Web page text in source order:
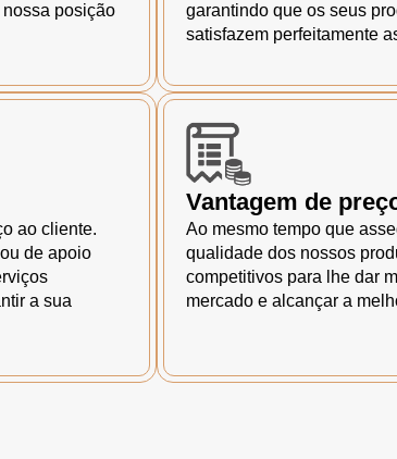
posição
garantindo que os seus
satisfazem perfeitamente
ao cliente.
de apoio
a sua
Vantagem de
Ao mesmo tempo que
qualidade dos nossos
competitivos para lhe dar
mercado e alcançar a